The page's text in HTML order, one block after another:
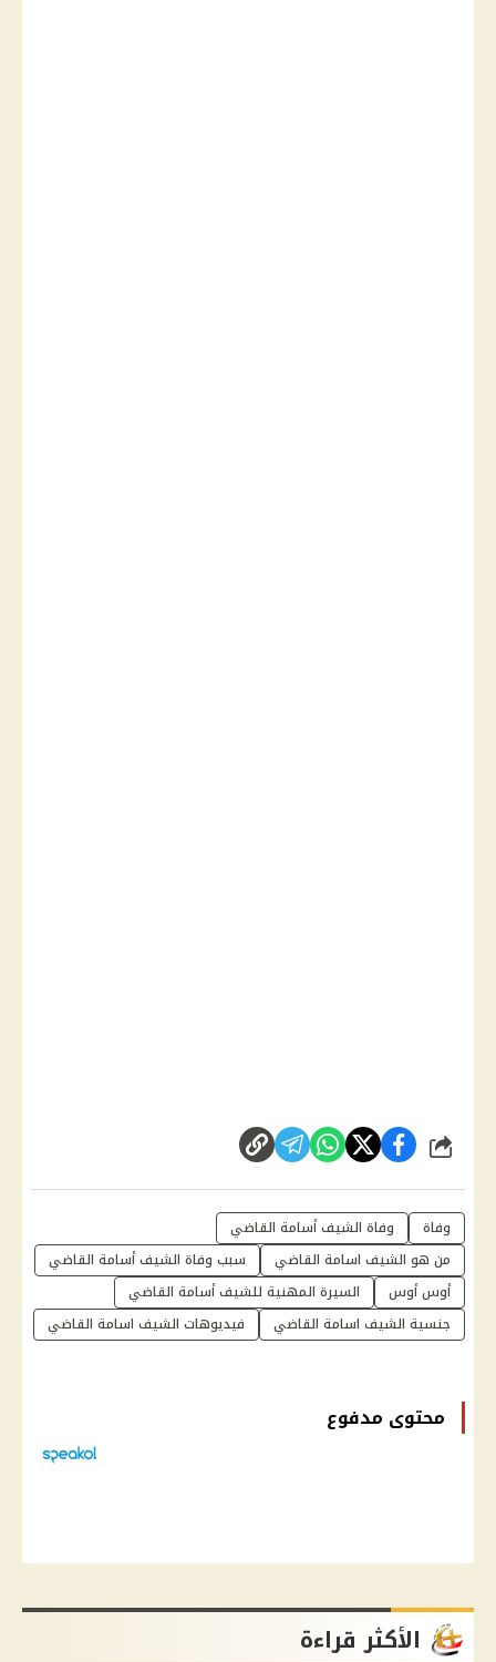
شارك
وفاة
وفاة الشيف أسامة القاضي
من هو الشيف اسامة القاضي
سبب وفاة الشيف أسامة القاضي
أوس أوس
السيرة المهنية للشيف أسامة القاضي
جنسية الشيف اسامة القاضي
فيديوهات الشيف اسامة القاضي
محتوى مدفوع
الأكثر قراءة